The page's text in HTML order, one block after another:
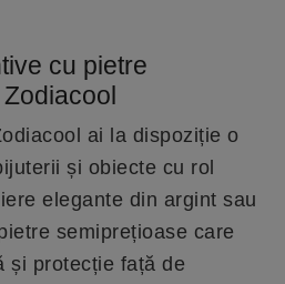
cu pietre
ai la dispoziție o
și obiecte cu rol
elegante din argint sau
semiprețioase care
și protecție față de